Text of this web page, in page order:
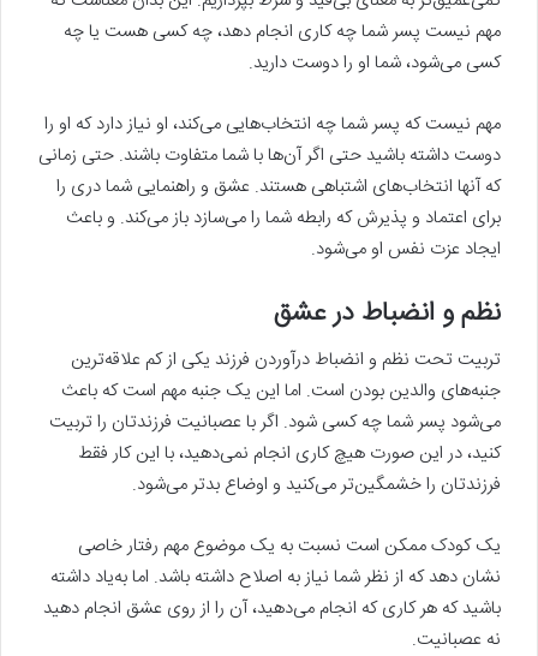
مهم نیست پسر شما چه کاری انجام دهد، چه کسی هست یا چه
کسی می‌شود، شما او را دوست دارید.
مهم نیست که پسر شما چه انتخاب‌هایی می‌کند، او نیاز دارد که او را
دوست داشته باشید حتی اگر آن‌ها با شما متفاوت باشند. حتی زمانی
که آنها انتخاب‌های اشتباهی هستند. عشق و راهنمایی شما دری را
برای اعتماد و پذیرش که رابطه شما را می‌سازد باز می‌کند. و باعث
ایجاد عزت نفس او می‌شود.
نظم و انضباط در عشق
تربیت تحت نظم و انضباط درآوردن فرزند یکی از کم علاقه‌ترین
جنبه‌های والدین بودن است. اما این یک جنبه مهم است که باعث
می‌شود پسر شما چه کسی شود. اگر با عصبانیت فرزندتان را تربیت
کنید، در این صورت هیچ کاری انجام نمی‌دهید، با این کار فقط
فرزندتان را خشمگین‌تر می‌کنید و اوضاع بدتر می‌شود.
یک کودک ممکن است نسبت به یک موضوع مهم رفتار خاصی
نشان دهد که از نظر شما نیاز به اصلاح داشته باشد. اما به‌یاد داشته
باشید که هر کاری که انجام می‌دهید، آن را از روی عشق انجام دهید
نه عصبانیت.